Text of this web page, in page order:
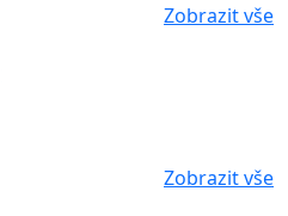
Zobrazit vše
Zobrazit vše